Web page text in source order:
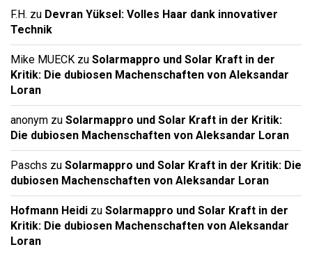
F.H. zu Devran Yüksel: Volles Haar dank innovativer
Technik
Mike MUECK zu Solarmappro und Solar Kraft in der
Kritik: Die dubiosen Machenschaften von Aleksandar
Loran
anonym zu Solarmappro und Solar Kraft in der Kritik:
Die dubiosen Machenschaften von Aleksandar Loran
Paschs zu Solarmappro und Solar Kraft in der Kritik: Die
dubiosen Machenschaften von Aleksandar Loran
Hofmann Heidi zu Solarmappro und Solar Kraft in der
Kritik: Die dubiosen Machenschaften von Aleksandar
Loran